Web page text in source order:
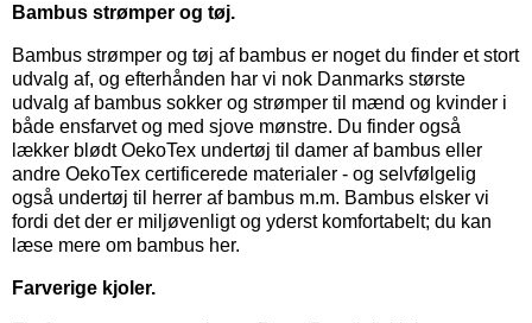
Bambus strømper og tøj.
Bambus strømper og tøj af bambus er noget du finder et stort
udvalg af, og efterhånden har vi nok Danmarks største
udvalg af bambus sokker og strømper til mænd og kvinder i
både ensfarvet og med sjove mønstre. Du finder også
lækker blødt OekoTex undertøj til damer af bambus eller
andre OekoTex certificerede materialer - og selvfølgelig
også undertøj til herrer af bambus m.m. Bambus elsker vi
fordi det der er miljøvenligt og yderst komfortabelt; du kan
læse mere om bambus her.
Farverige kjoler.